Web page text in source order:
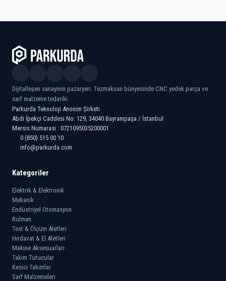
Dijitalleşen sanayinin pazaryeri. Tezmaksan bünyesinde CNC yedek parça ve
sarf malzeme tedariki.
Parkurda Teknoloji Anonim Şirketi
Abdi İpekçi Caddesi No: 129, 34040 Bayrampaşa / İstanbul
Mersis Numarası : 0721095035200001
0 (850) 515 00 10
info@parkurda.com
Kategoriler
Elektrik & Elektronik
Mekanik
Endüstriyel Otomasyon
Rulman
Test & Ölçüm Aletleri
Hırdavat & El Aletleri
Makine Aksesuarları
Takım Tutucular
Kesici Takımlar
Sarf Malzemeleri